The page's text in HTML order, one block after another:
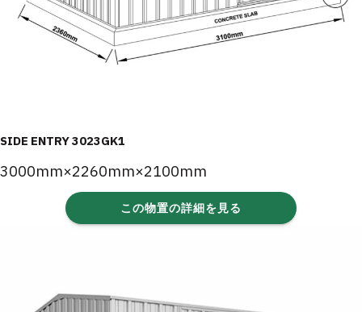
SIDE ENTRY 3023GK1
3000mm×2260mm×2100mm
この物置の詳細を見る